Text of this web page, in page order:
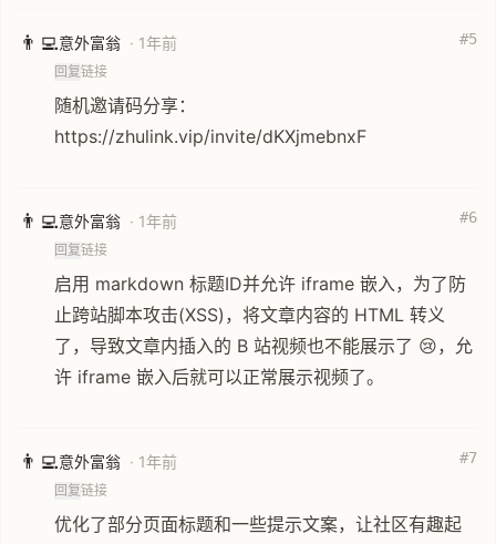
👨‍💻意外富翁 · 1年前 #5
回复链接
随机邀请码分享：
https://zhulink.vip/invite/dKXjmebnxF
👨‍💻意外富翁 · 1年前 #6
回复链接
启用 markdown 标题ID并允许 iframe 嵌入，为了防
止跨站脚本攻击(XSS)，将文章内容的 HTML 转义
了，导致文章内插入的 B 站视频也不能展示了 😢，允
许 iframe 嵌入后就可以正常展示视频了。
👨‍💻意外富翁 · 1年前 #7
回复链接
优化了部分页面标题和一些提示文案，让社区有趣起